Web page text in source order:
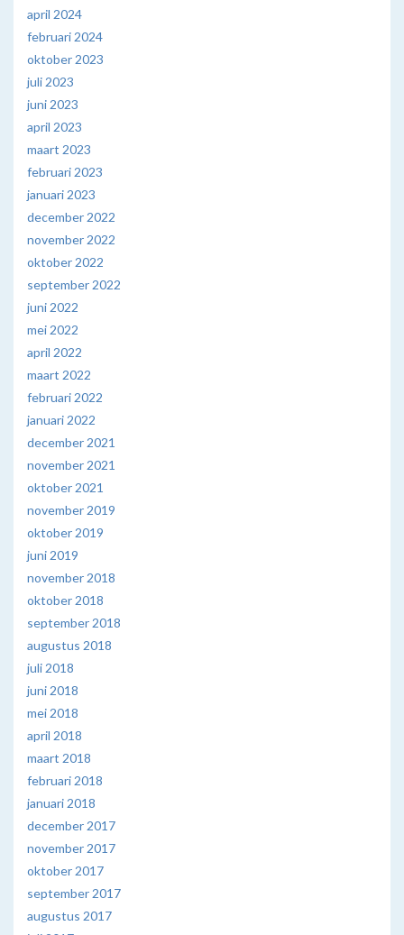
april 2024
februari 2024
oktober 2023
juli 2023
juni 2023
april 2023
maart 2023
februari 2023
januari 2023
december 2022
november 2022
oktober 2022
september 2022
juni 2022
mei 2022
april 2022
maart 2022
februari 2022
januari 2022
december 2021
november 2021
oktober 2021
november 2019
oktober 2019
juni 2019
november 2018
oktober 2018
september 2018
augustus 2018
juli 2018
juni 2018
mei 2018
april 2018
maart 2018
februari 2018
januari 2018
december 2017
november 2017
oktober 2017
september 2017
augustus 2017